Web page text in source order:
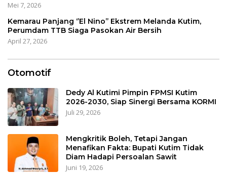
Mei 7, 2026
Kemarau Panjang ‘’El Nino’’ Ekstrem Melanda Kutim,
Perumdam TTB Siaga Pasokan Air Bersih
April 27, 2026
Otomotif
Dedy Al Kutimi Pimpin FPMSI Kutim
2026-2030, Siap Sinergi Bersama KORMI
Juli 29, 2026
Mengkritik Boleh, Tetapi Jangan
Menafikan Fakta: Bupati Kutim Tidak
Diam Hadapi Persoalan Sawit
Juni 19, 2026